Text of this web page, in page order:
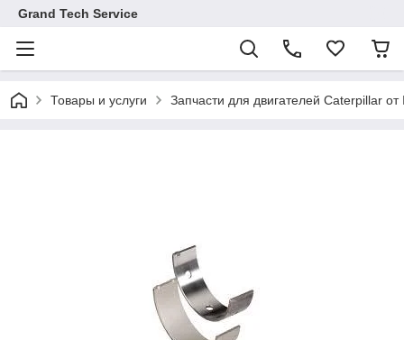
Grand Tech Service
Товары и услуги Запчасти для двигателей Caterpillar от